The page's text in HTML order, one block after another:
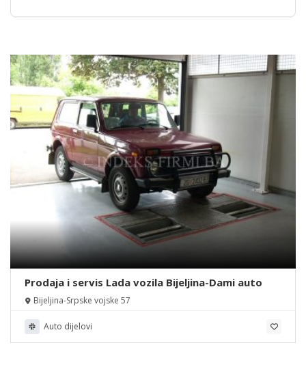
Prodaja i servis Lada vozila Bijeljina-Dami auto
Bijeljina-Srpske vojske 57
Auto dijelovi